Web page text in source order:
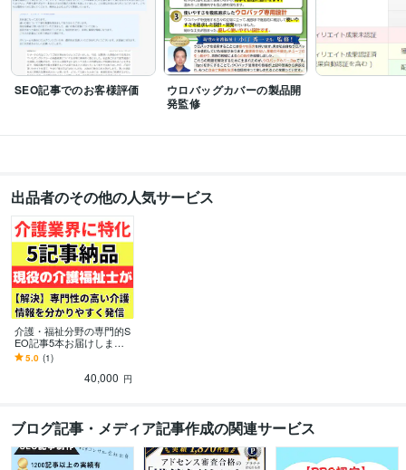
資格・検定
介護福祉士 取得年 : 2012年
普通自動車第一種運転免許 取得年 : 2012年
プログラミング言語・フレームワーク
CSS:6年HTML:6年JavaScript:4年Python:3年
Stable Diffusion:2年Midjourney:2年DALL-E:2年
Filmora:4年Vrew:3年Canva:6年
その他ツール
Claude AI:2年Notion:4年
得意分野
ライティング・翻訳 介護関連アフィリエイト
シニア世代の医療（健康・美容）関連記事
介護 介護福祉士
東京国際福祉専門学校
SEO記事でのお客様評価
ウロバッグカバーの製品開
発監修
出品者のその他の人気サービス
介護・福祉分野の専門的S
EO記事5本お届けします
アナタの「届けたい」を
最大限に伝えます！
5.0 (1)
40,000 円
ブログ記事・メディア記事作成の関連サービス